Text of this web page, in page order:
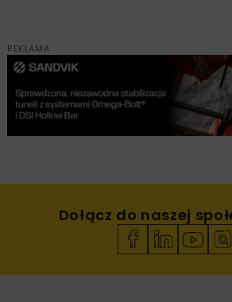
REKLAMA
Dołącz do naszej